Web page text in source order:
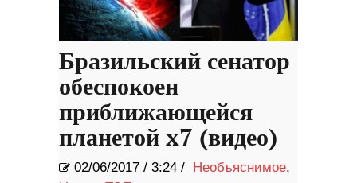
Бразильский сенатор
обеспокоен
приближающейся
планетой x7 (видео)
02/06/2017 / 3:24 / Необъяснимое,